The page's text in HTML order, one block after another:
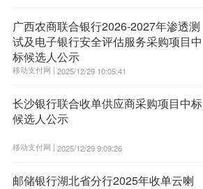
广西农商联合银行2026-2027年渗透测
试及电子银行安全评估服务采购项目中
标候选人公示
移动支付网 | 2025/12/29 10:05:41
长沙银行联合收单供应商采购项目中标
候选人公示
移动支付网 | 2025/12/29 9:09:26
邮储银行湖北省分行2025年收单云喇